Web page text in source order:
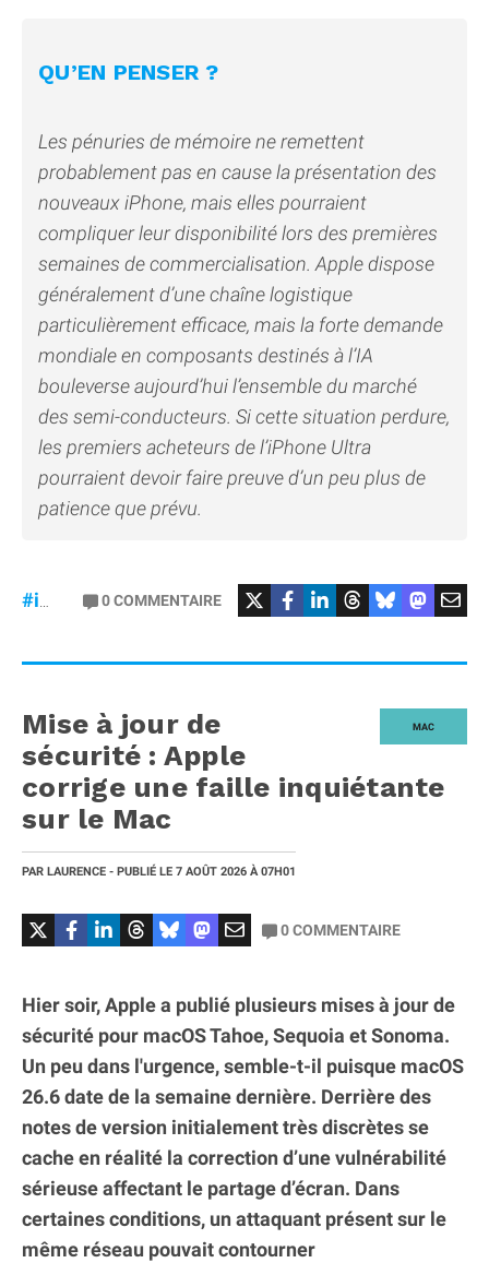
QU’EN PENSER ?
Les pénuries de mémoire ne remettent
probablement pas en cause la présentation des
nouveaux iPhone, mais elles pourraient
compliquer leur disponibilité lors des premières
semaines de commercialisation. Apple dispose
généralement d’une chaîne logistique
particulièrement efficace, mais la forte demande
mondiale en composants destinés à l’IA
bouleverse aujourd’hui l’ensemble du marché
des semi-conducteurs. Si cette situation perdure,
les premiers acheteurs de l’iPhone Ultra
pourraient devoir faire preuve d’un peu plus de
patience que prévu.
#iPhone18Pro #iPhoneUltra #RAM
0COMMENTAIRE
MAC
Mise à jour de
sécurité : Apple
corrige une faille inquiétante
sur le Mac
PAR LAURENCE - PUBLIÉ LE 7 AOÛT 2026 À 07H01
0COMMENTAIRE
Hier soir, Apple a publié plusieurs mises à jour de
sécurité pour macOS Tahoe, Sequoia et Sonoma.
Un peu dans l'urgence, semble-t-il puisque macOS
26.6 date de la semaine dernière. Derrière des
notes de version initialement très discrètes se
cache en réalité la correction d’une vulnérabilité
sérieuse affectant le partage d’écran. Dans
certaines conditions, un attaquant présent sur le
même réseau pouvait contourner